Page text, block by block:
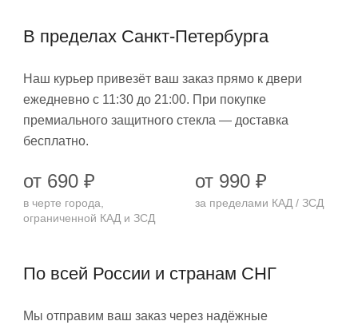
В пределах Санкт-Петербурга
Наш курьер привезёт ваш заказ прямо к двери
ежедневно с 11:30 до 21:00. При покупке
премиального защитного стекла — доставка
бесплатно.
от 690 ₽
в черте города,
ограниченной КАД и ЗСД
от 990 ₽
за пределами КАД / ЗСД
По всей России и странам СНГ
Мы отправим ваш заказ через надёжные